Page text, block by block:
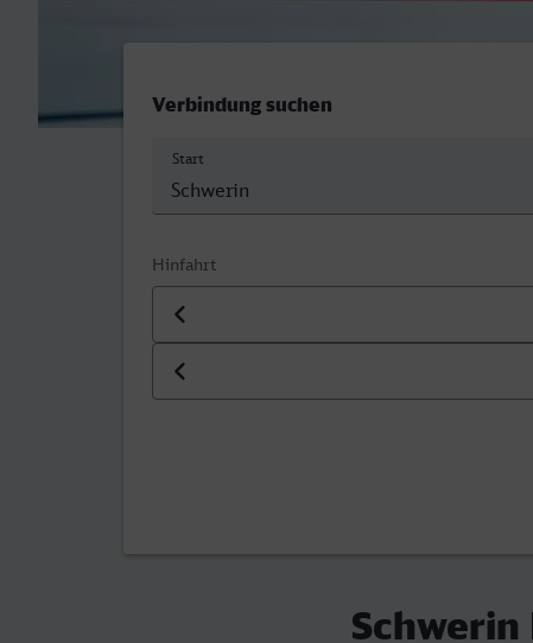
Verbindung suchen
Start
Hinfahrt
Datum der Hinfahrt
Uhrzeit der Hinfahrt
Schwerin